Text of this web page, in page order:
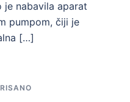
nabavila aparat
pumpom, čiji je
[…]